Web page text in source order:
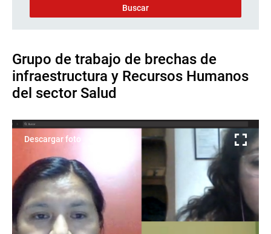
Grupo de trabajo de brechas de
infraestructura y Recursos Humanos
del sector Salud
Descargar foto